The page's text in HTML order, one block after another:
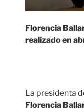
Florencia
realizado en
La presidenta
Florencia